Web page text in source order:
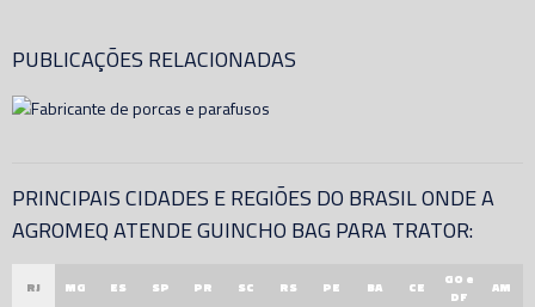
PUBLICAÇÕES RELACIONADAS
PRINCIPAIS CIDADES E REGIÕES DO BRASIL ONDE A
AGROMEQ ATENDE GUINCHO BAG PARA TRATOR:
RJ MG ES SP PR SC RS PE BA CE
GO e
DF
AM